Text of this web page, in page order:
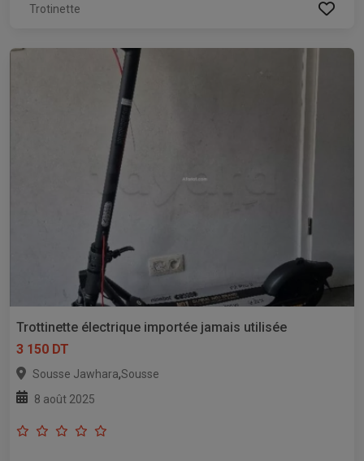
Trotinette
Trottinette électrique importée jamais utilisée
3 150 DT
Sousse Jawhara,Sousse
8 août 2025